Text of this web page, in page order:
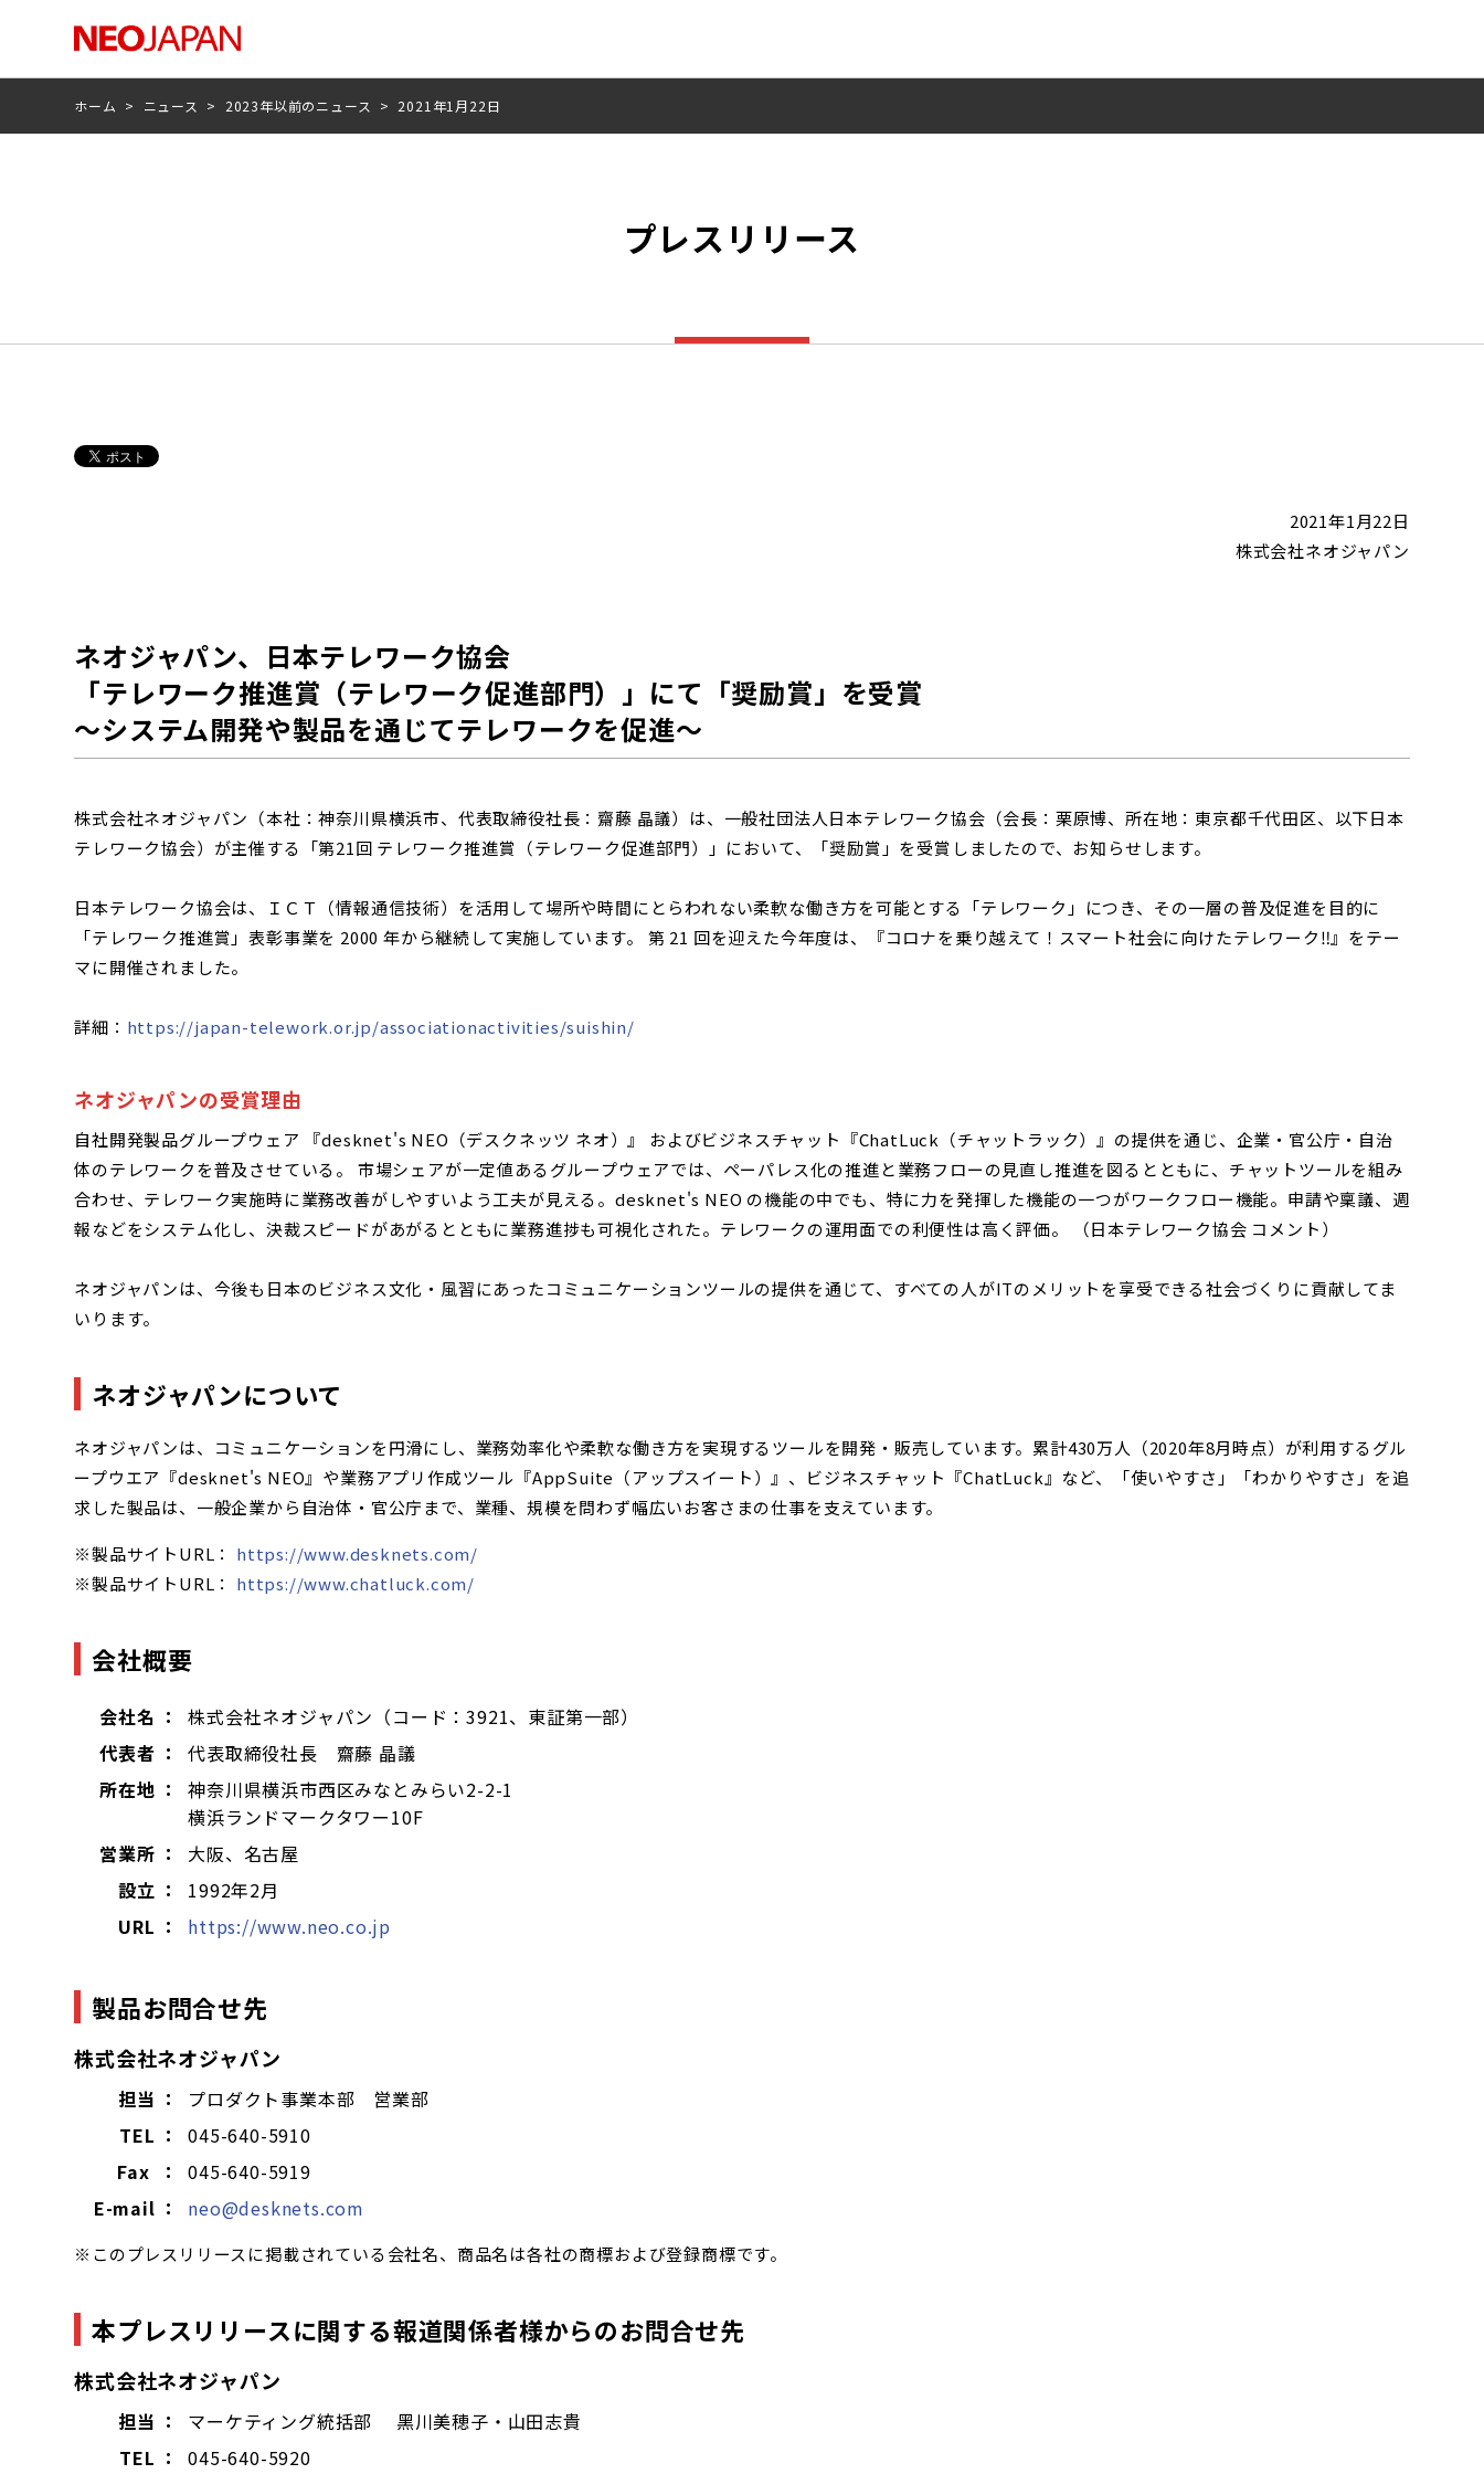
ホーム > ニュース > 2023年以前のニュース > 2021年1月22日
プレスリリース
2021年1月22日
株式会社ネオジャパン
ネオジャパン、日本テレワーク協会
「テレワーク推進賞（テレワーク促進部門）」にて「奨励賞」を受賞
～システム開発や製品を通じてテレワークを促進～
株式会社ネオジャパン（本社：神奈川県横浜市、代表取締役社長：齋藤 晶議）は、一般社団法人日本テレワーク協会（会長：栗原博、所在地：東京都千代田区、以下日本
テレワーク協会）が主催する「第21回 テレワーク推進賞（テレワーク促進部門）」において、「奨励賞」を受賞しましたので、お知らせします。
日本テレワーク協会は、ＩＣＴ（情報通信技術）を活用して場所や時間にとらわれない柔軟な働き方を可能とする「テレワーク」につき、その一層の普及促進を目的に
「テレワーク推進賞」表彰事業を 2000 年から継続して実施しています。 第 21 回を迎えた今年度は、『コロナを乗り越えて！スマート社会に向けたテレワーク‼』をテー
マに開催されました。
詳細： https://japan-telework.or.jp/associationactivities/suishin/
ネオジャパンの受賞理由
自社開発製品グループウェア 『desknet's NEO（デスクネッツ ネオ）』 およびビジネスチャット『ChatLuck（チャットラック）』の提供を通じ、企業・官公庁・自治
体のテレワークを普及させている。 市場シェアが一定値あるグループウェアでは、ペーパレス化の推進と業務フローの見直し推進を図るとともに、チャットツールを組み
合わせ、テレワーク実施時に業務改善がしやすいよう工夫が見える。desknet's NEO の機能の中でも、特に力を発揮した機能の一つがワークフロー機能。申請や稟議、週
報などをシステム化し、決裁スピードがあがるとともに業務進捗も可視化された。テレワークの運用面での利便性は高く評価。 （日本テレワーク協会 コメント）
ネオジャパンは、今後も日本のビジネス文化・風習にあったコミュニケーションツールの提供を通じて、すべての人がITのメリットを享受できる社会づくりに貢献してま
いります。
ネオジャパンについて
ネオジャパンは、コミュニケーションを円滑にし、業務効率化や柔軟な働き方を実現するツールを開発・販売しています。累計430万人（2020年8月時点）が利用するグル
ープウエア『desknet's NEO』や業務アプリ作成ツール『AppSuite（アップスイート）』、ビジネスチャット『ChatLuck』など、「使いやすさ」「わかりやすさ」を追
求した製品は、一般企業から自治体・官公庁まで、業種、規模を問わず幅広いお客さまの仕事を支えています。
※製品サイトURL： https://www.desknets.com/
※製品サイトURL： https://www.chatluck.com/
会社概要
会社名 ：
株式会社ネオジャパン（コード：3921、東証第一部）
代表者 ：
代表取締役社長 齋藤 晶議
所在地 ：
神奈川県横浜市西区みなとみらい2-2-1
横浜ランドマークタワー10F
営業所 ：
大阪、名古屋
設立 ：
1992年2月
URL ：
https://www.neo.co.jp
製品お問合せ先
株式会社ネオジャパン
担当 ：
プロダクト事業本部 営業部
TEL ：
045-640-5910
Fax ：
045-640-5919
E-mail ：
neo@desknets.com
※このプレスリリースに掲載されている会社名、商品名は各社の商標および登録商標です。
本プレスリリースに関する報道関係者様からのお問合せ先
株式会社ネオジャパン
担当 ：
マーケティング統括部 黑川美穂子・山田志貴
TEL ：
045-640-5920